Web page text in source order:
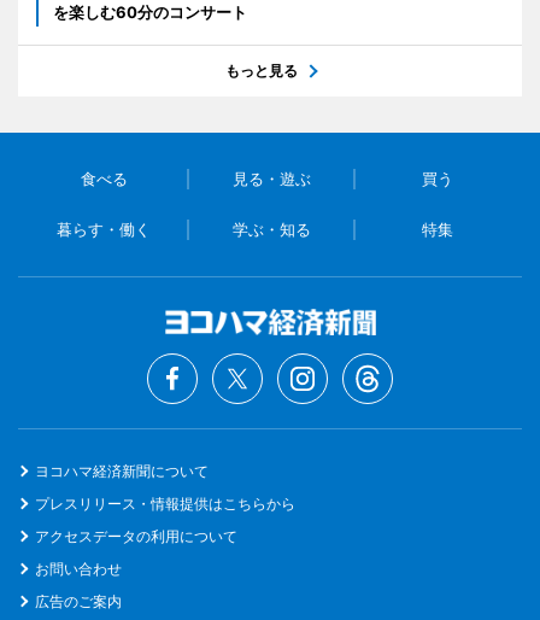
を楽しむ60分のコンサート
もっと見る
食べる 見る・遊ぶ 買う
暮らす・働く 学ぶ・知る 特集
ヨコハマ経済新聞について
プレスリリース・情報提供はこちらから
アクセスデータの利用について
お問い合わせ
広告のご案内